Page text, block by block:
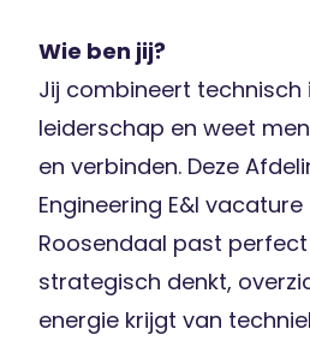
Wie ben jij?
Jij combineert
leiderschap en weet
en verbinden. Deze
Engineering E&I
Roosendaal past
strategisch denkt,
energie krijgt van